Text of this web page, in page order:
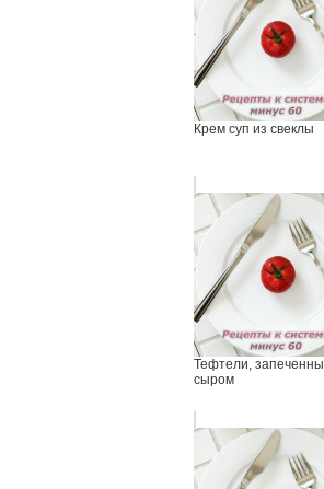
Крем суп из свеклы
Тефтели,
сыром